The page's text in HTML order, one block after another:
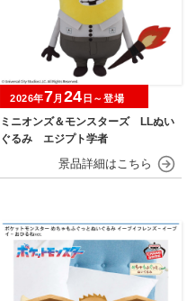
ミニオンズ＆モンスターズ LLぬい
ぐるみ エジプト学者
2026年7月 24 日～登場